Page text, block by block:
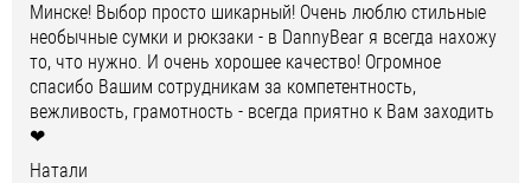
Минске! Выбор просто шикарный! Очень люблю стильные
необычные сумки и рюкзаки - в DannyBear я всегда нахожу
то, что нужно. И очень хорошее качество! Огромное
спасибо Вашим сотрудникам за компетентность,
вежливость, грамотность - всегда приятно к Вам заходить
❤
Натали